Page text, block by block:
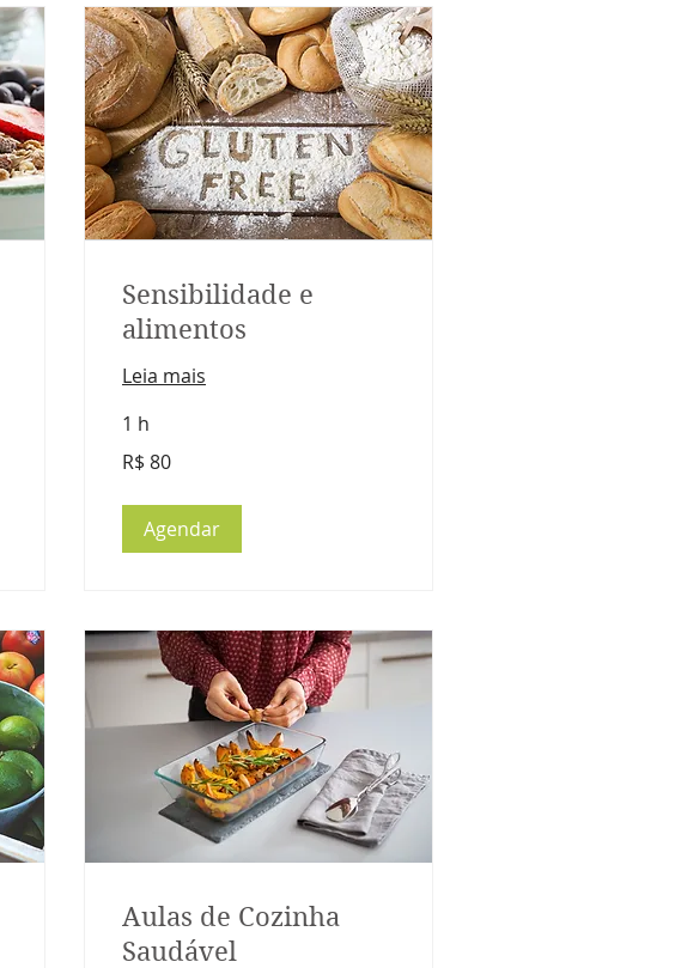
Sensibilidade e
alimentos
Leia mais
1 h
Reais
R$ 80
Agendar
Aulas de Cozinha
Saudável